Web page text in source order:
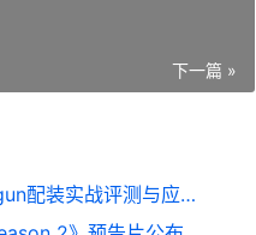
下一篇 »
I 星际战甲殁世机甲Archgun配装实战评测与应用分析